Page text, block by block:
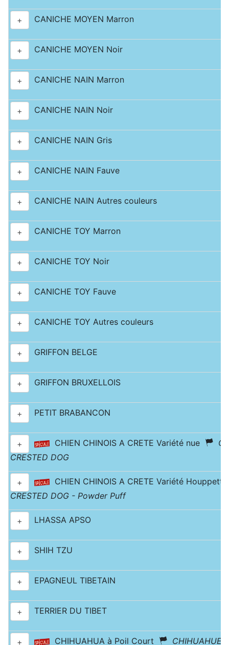
+ CANICHE MOYEN Marron
+ CANICHE MOYEN Noir
+ CANICHE NAIN Marron
+ CANICHE NAIN Noir
+ CANICHE NAIN Gris
+ CANICHE NAIN Fauve
+ CANICHE NAIN Autres couleurs
+ CANICHE TOY Marron
+ CANICHE TOY Noir
+ CANICHE TOY Fauve
+ CANICHE TOY Autres couleurs
+ GRIFFON BELGE
+ GRIFFON BRUXELLOIS
+ PETIT BRABANCON
+ CHIEN CHINOIS A CRETE Variété nue
CRESTED DOG
+
CHIEN CHINOIS A CRETE Variété
CRESTED DOG - Powder Puff
+ LHASSA APSO
+ SHIH TZU
+ EPAGNEUL TIBETAIN
+ TERRIER DU TIBET
+ CHIHUAHUA à Poil Court